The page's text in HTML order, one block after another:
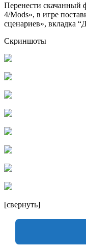
Перенести скачанный
4/Mods», в игре
сценариев», вкладка
Скриншоты
[свернуть]